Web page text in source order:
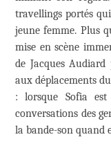
travellings portés
jeune femme. Plus
mise en scène
de Jacques
aux déplacements
: lorsque Sofia
conversations des
la bande-son quand